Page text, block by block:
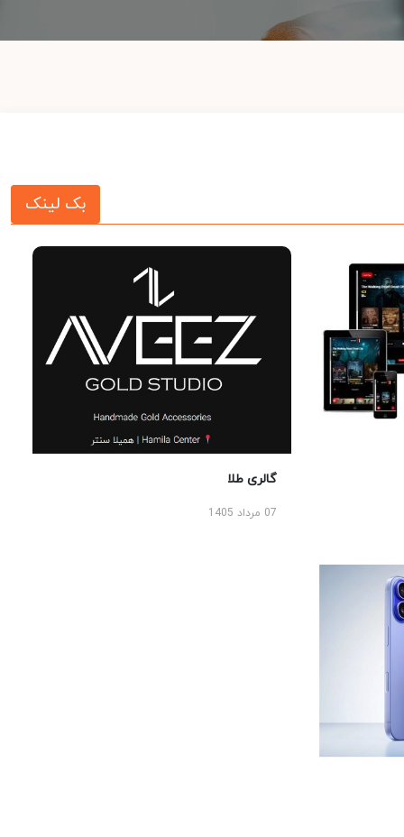
بک لینک
گالری طلا
07 مرداد 1405